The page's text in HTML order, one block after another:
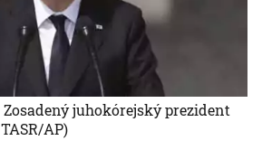
juhokórejský prezident
AP)